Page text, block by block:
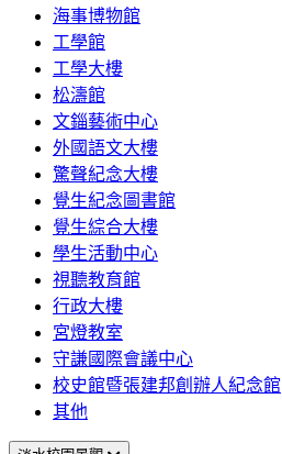
海事博物館
工學館
工學大樓
松濤館
文錙藝術中心
外國語文大樓
驚聲紀念大樓
覺生紀念圖書館
覺生綜合大樓
學生活動中心
視聽教育館
行政大樓
宮燈教室
守謙國際會議中心
校史館暨張建邦創辦人紀念館
其他